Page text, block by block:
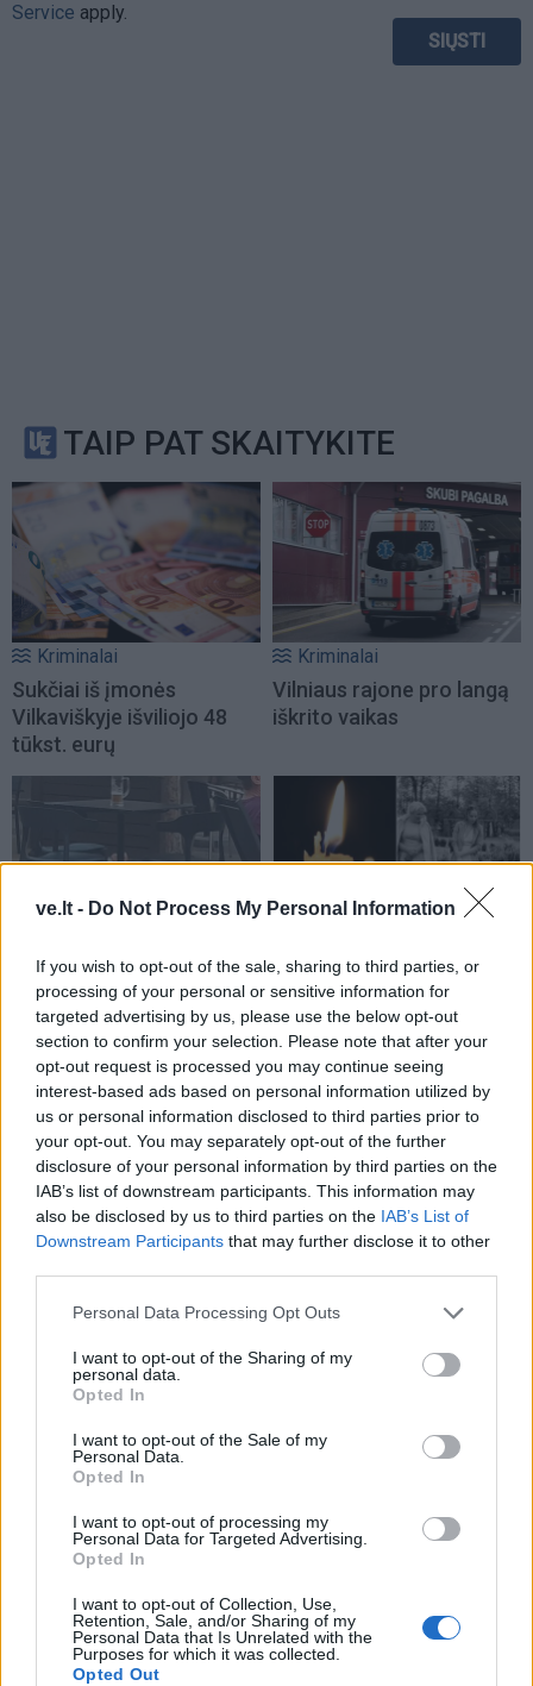
ve.lt - Do Not Process My Personal Information
If you wish to opt-out of the sale, sharing to third parties, or
processing of your personal or sensitive information for
targeted advertising by us, please use the below opt-out
section to confirm your selection. Please note that after your
opt-out request is processed you may continue seeing
interest-based ads based on personal information utilized by
us or personal information disclosed to third parties prior to
your opt-out. You may separately opt-out of the further
disclosure of your personal information by third parties on the
IAB’s list of downstream participants. This information may
also be disclosed by us to third parties on the IAB’s List of
Downstream Participants that may further disclose it to other
Personal Data Processing Opt Outs
I want to opt-out of the Sharing of my
personal data.
Opted In
I want to opt-out of the Sale of my
Personal Data.
Opted In
I want to opt-out of processing my
Personal Data for Targeted Advertising.
Opted In
I want to opt-out of Collection, Use,
Retention, Sale, and/or Sharing of my
Personal Data that Is Unrelated with the
Purposes for which it was collected.
Opted Out
Service apply.
TAIP PAT SKAITYKITE
Kriminalai
Sukčiai iš įmonės
Vilkaviškyje išviliojo 48
tūkst. eurų
Kriminalai
Vilniaus rajone pro langą
iškrito vaikas
Keistas smurtinis
incidentas miesto centre:
sutramdytą agresyvų
mušeiką baro lankytojai
surišo elektros
prailgintuvu (4)
Kraupi avarija prie
Vilniaus atėmė tris
brangiausius žmones:
pranešė, kaip bus
atsisveikinama su
mergaite, jos mama ir
močiute
Kriminalai
Terorizmu kaltinamas
Eldaras Salmanovas
teisme pareiškė esąs
pacisfistas ir mylintis
Kriminalai
Padegėjas į kiemą tyliai
nušvietė pastatą apėmusi